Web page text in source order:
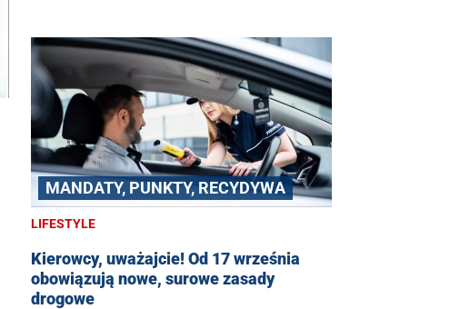
MANDATY, PUNKTY, RECYDYWA
LIFESTYLE
Kierowcy, uważajcie! Od 17 września
obowiązują nowe, surowe zasady
drogowe